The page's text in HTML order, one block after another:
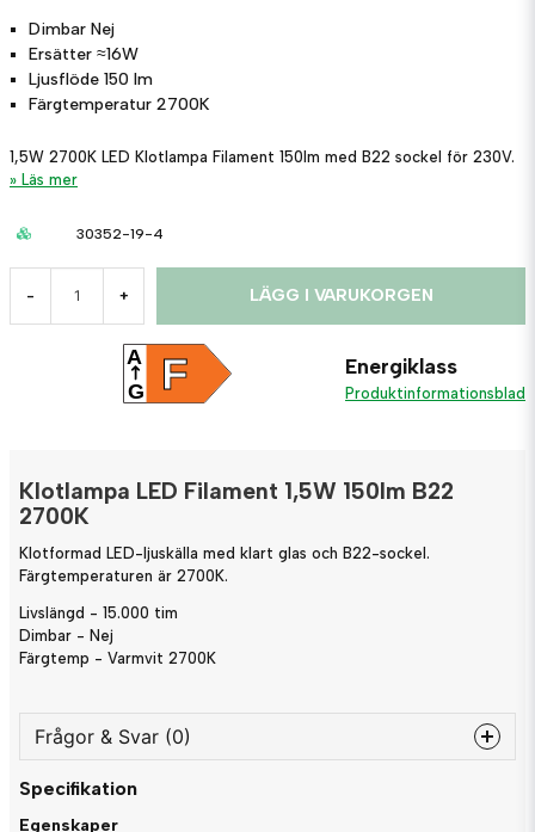
Dimbar Nej
Ersätter ≈16W
Ljusflöde 150 lm
Färgtemperatur 2700K
1,5W 2700K LED Klotlampa Filament 150lm med B22 sockel för 230V.
Läs mer
30352-19-4
- + LÄGG I VARUKORGEN
F
A
G
Energiklass
Produktinformationsblad
Klotlampa LED Filament 1,5W 150lm B22
2700K
Klotformad LED-ljuskälla med klart glas och B22-sockel.
Färgtemperaturen är 2700K.
Livslängd - 15.000 tim
Dimbar - Nej
Färgtemp - Varmvit 2700K
Frågor & Svar (0)
question
Specifikation
Egenskaper